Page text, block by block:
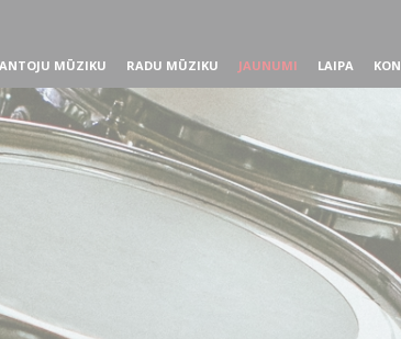
MŪZIKU RADU MŪZIKU JAUNUMI LAIPA